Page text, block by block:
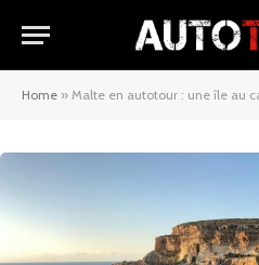
Home » Malte en autotour : une île au